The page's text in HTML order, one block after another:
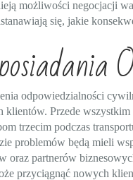
możliwości negocjacji
się, jakie
odpowiedzialności
Przede
trzecim podczas
problemów będą mieli
partnerów
przyciągnąć nowych